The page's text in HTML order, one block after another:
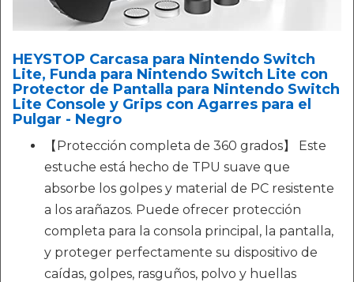
HEYSTOP Carcasa para Nintendo Switch
Lite, Funda para Nintendo Switch Lite con
Protector de Pantalla para Nintendo Switch
Lite Console y Grips con Agarres para el
Pulgar - Negro
【Protección completa de 360 grados】 Este
estuche está hecho de TPU suave que
absorbe los golpes y material de PC resistente
a los arañazos. Puede ofrecer protección
completa para la consola principal, la pantalla,
y proteger perfectamente su dispositivo de
caídas, golpes, rasguños, polvo y huellas